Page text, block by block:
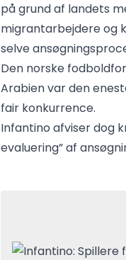
på grund af landets
migrantarbejdere og
selve
Den norske
Arabien var den
fair konkurrence.
Infantino afviser dog
evaluering” af